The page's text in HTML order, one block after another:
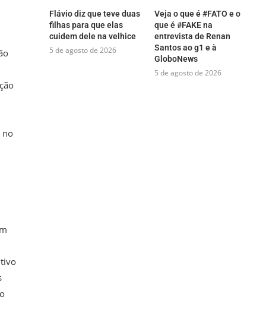
no
Flávio diz que teve duas
filhas para que elas
cuidem dele na velhice
5 de agosto de 2026
Veja o que é #FATO e o
que é #FAKE na
entrevista de Renan
Santos ao g1 e à
GloboNews
5 de agosto de 2026